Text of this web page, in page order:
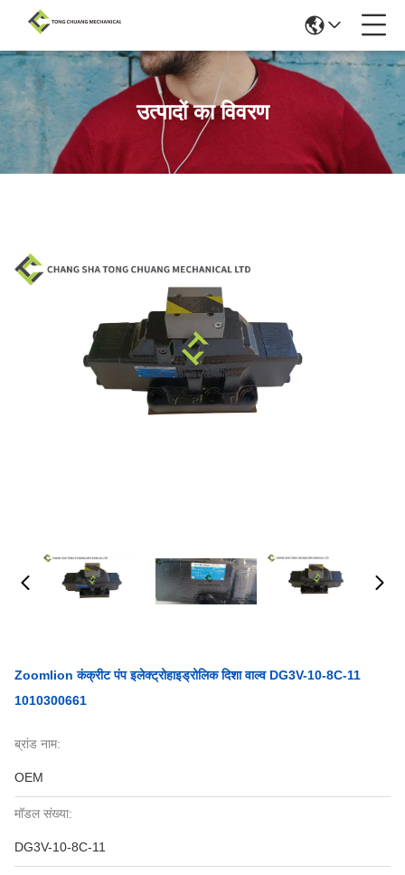
उत्पादों का विवरण
Zoomlion कंक्रीट पंप इलेक्ट्रोहाइड्रोलिक दिशा वाल्व DG3V-10-8C-11
1010300661
ब्रांड नाम:
OEM
मॉडल संख्या:
DG3V-10-8C-11